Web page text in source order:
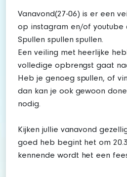
Vanavond(27-06) is er een
op instagram en/of youtube
Spullen spullen spullen.
Een veiling met heerlijke
volledige opbrengst gaat
Heb je genoeg spullen, of
dan kan je ook gewoon
nodig.
Kijken jullie vanavond
goed heb begint het om
kennende wordt het een